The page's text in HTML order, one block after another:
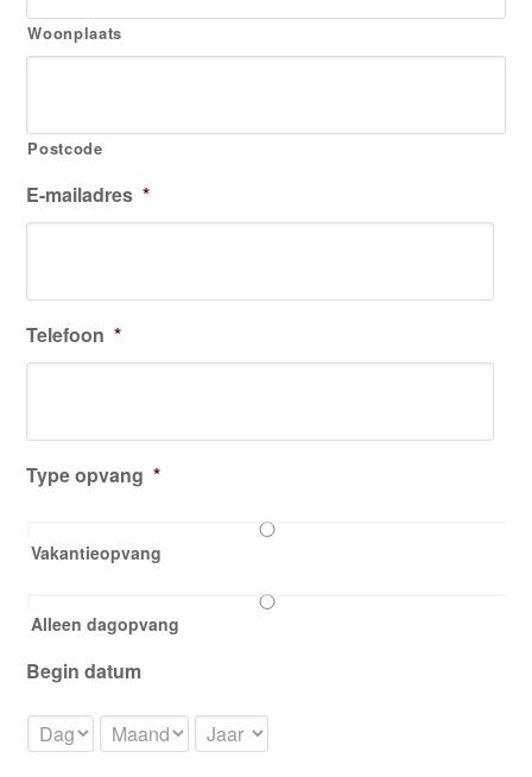
Woonplaats
Postcode
E-mailadres *
Telefoon *
Type opvang *
Vakantieopvang
Alleen dagopvang
Begin datum
Dag Maand Jaar